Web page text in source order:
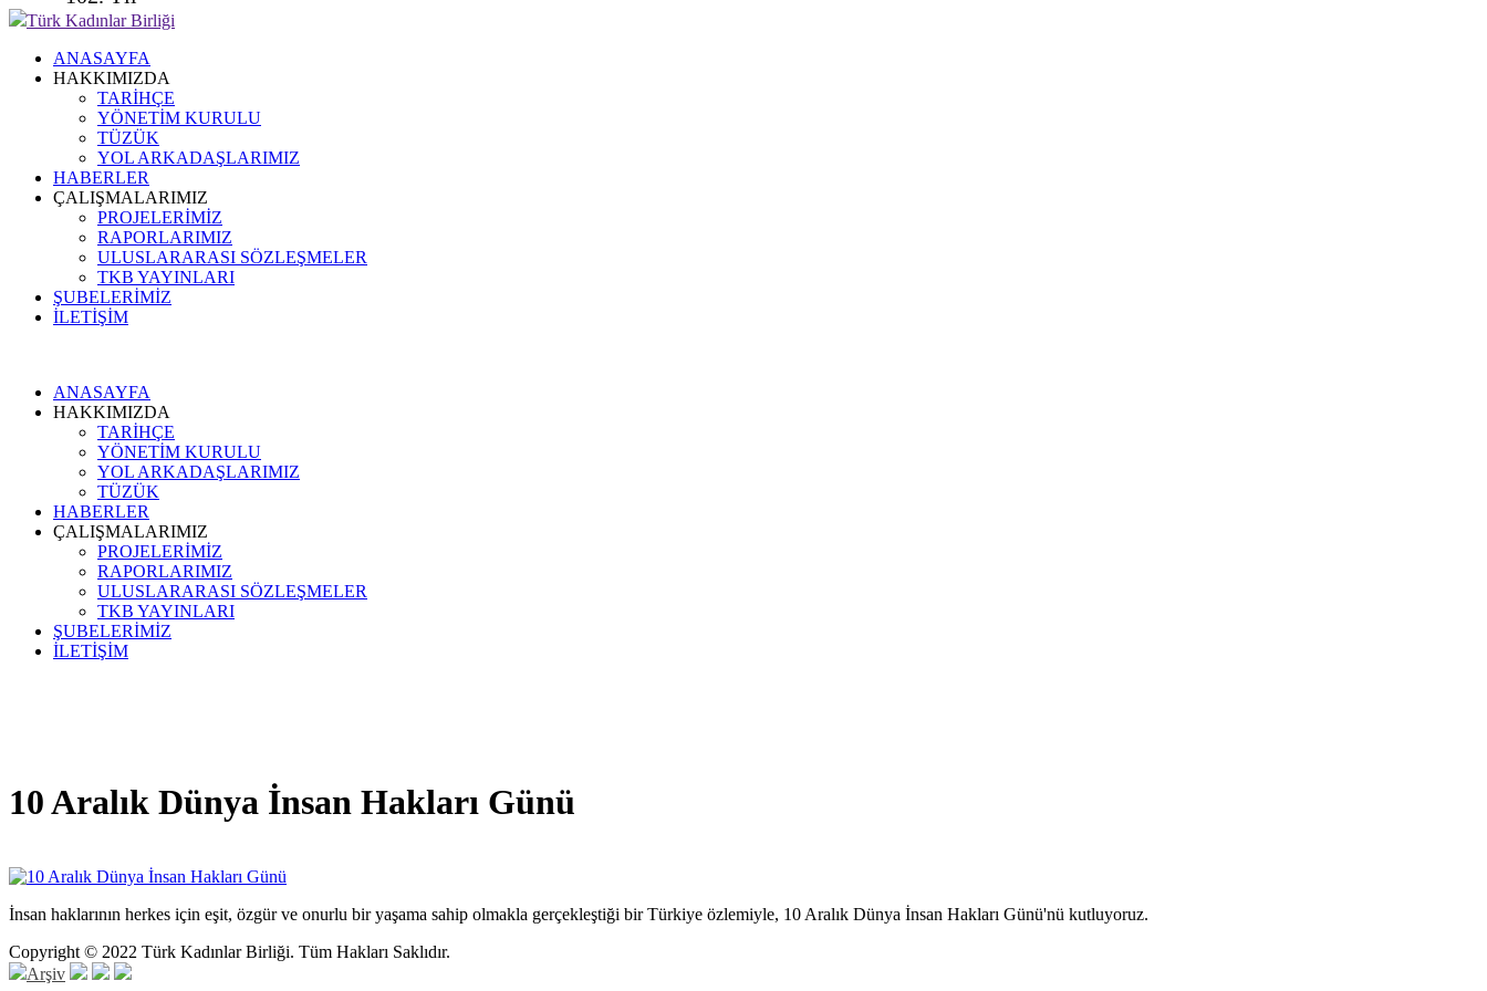
Türk Kadınlar Birliği
ANASAYFA
HAKKIMIZDA
TARİHÇE
YÖNETİM KURULU
TÜZÜK
YOL ARKADAŞLARIMIZ
HABERLER
ÇALIŞMALARIMIZ
PROJELERİMİZ
RAPORLARIMIZ
ULUSLARARASI SÖZLEŞMELER
TKB YAYINLARI
ŞUBELERİMİZ
İLETİŞİM
ANASAYFA
HAKKIMIZDA
TARİHÇE
YÖNETİM KURULU
YOL ARKADAŞLARIMIZ
TÜZÜK
HABERLER
ÇALIŞMALARIMIZ
PROJELERİMİZ
RAPORLARIMIZ
ULUSLARARASI SÖZLEŞMELER
TKB YAYINLARI
ŞUBELERİMİZ
İLETİŞİM
10 Aralık Dünya İnsan Hakları Günü
İnsan haklarının herkes için eşit, özgür ve onurlu bir yaşama sahip olmakla gerçekleştiği bir Türkiye özlemiyle, 10 Aralık Dünya İnsan Hakları Günü'nü kutluyoruz.
Copyright © 2022 Türk Kadınlar Birliği. Tüm Hakları Saklıdır.
Arşiv